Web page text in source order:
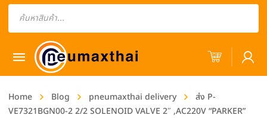
Products
search
Home Blog pneumaxthai delivery
ส่ง P-
VE7321BGN00-2 2/2 SOLENOID VALVE 2″ ,AC220V “PARKER”